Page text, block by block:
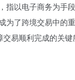
指以电子商务为手
为了跨境交易中的
易顺利完成的关键